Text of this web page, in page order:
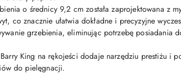
o średnicy 9,2 cm została zaprojektowana z
co znacznie ułatwia dokładne i precyzyjne
grzebienia, eliminując potrzebę posiadania
King na rękojeści dodaje narzędziu prestiżu i
do pielęgnacji.